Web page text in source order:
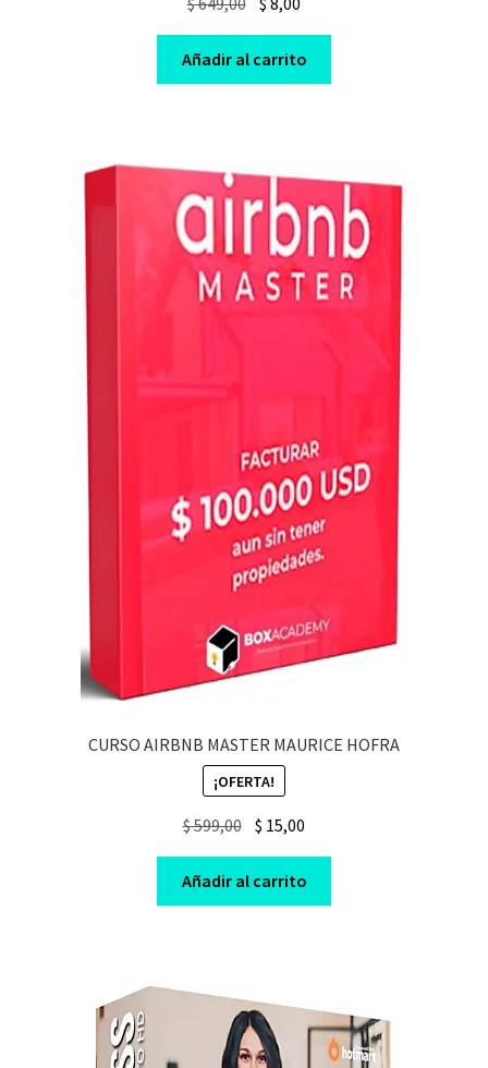
price
was:
$ 649,00.
price
is:
$ 8,00.
Añadir al carrito
CURSO AIRBNB MASTER MAURICE HOFRA
¡OFERTA!
$599,00 Original
price
was:
$ 599,00.
$ 15,00
price
is:
$ 15,00.
Añadir al carrito